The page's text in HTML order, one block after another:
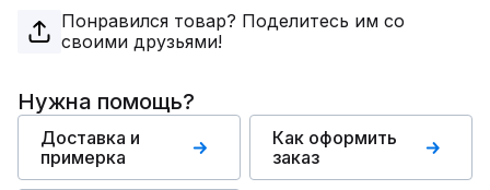
Понравился товар? Поделитесь им со
своими друзьями!
Нужна помощь?
Доставка и
примерка
Как оформить
заказ